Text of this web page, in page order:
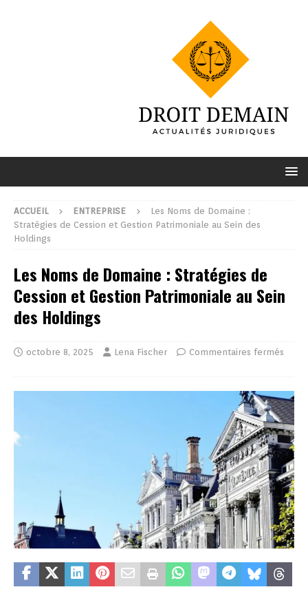
ACCUEIL ENTREPRISE
Les Noms de Domaine :
Stratégies de Cession et Gestion Patrimoniale au Sein des
Holdings
Les Noms de Domaine : Stratégies de
Cession et Gestion Patrimoniale au Sein
des Holdings
octobre 8, 2025 Lena Fischer Commentaires fermés